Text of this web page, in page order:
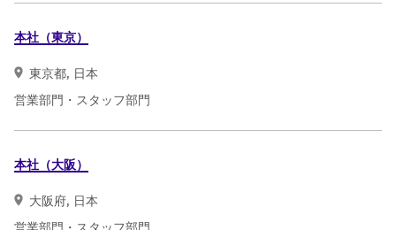
本社（東京）
東京都, 日本
営業部門・スタッフ部門
本社（大阪）
大阪府, 日本
営業部門・スタッフ部門